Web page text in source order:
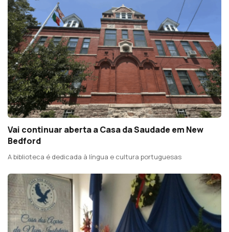
Vai continuar aberta a Casa da Saudade em New
Bedford
A biblioteca é dedicada à língua e cultura portuguesas